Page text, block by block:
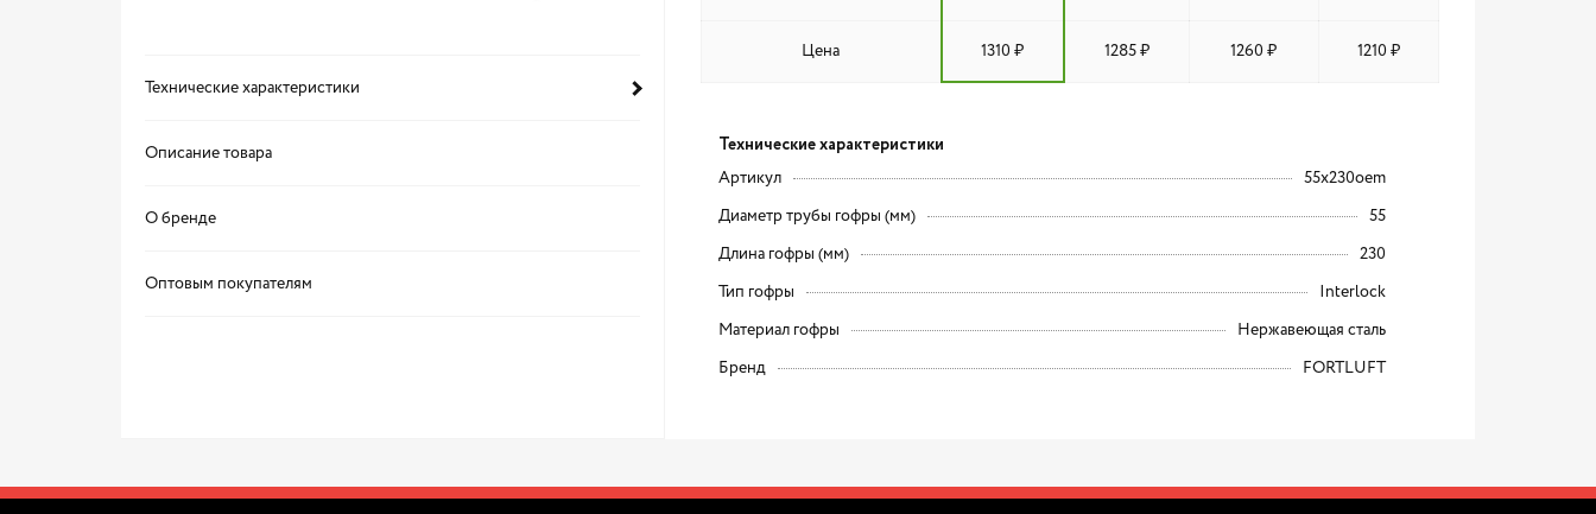
Технические характеристики
Описание товара
О бренде
Оптовым покупателям
Цена 1310 ₽ 1285 ₽ 1260 ₽ 1210 ₽
Технические характеристики
Артикул 55x230oem
Диаметр трубы гофры (мм) 55
Длина гофры (мм) 230
Тип гофры Interlock
Материал гофры Нержавеющая сталь
Бренд FORTLUFT